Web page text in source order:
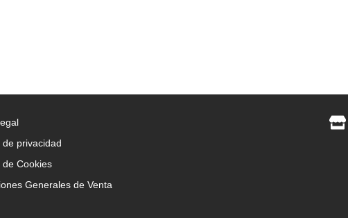
de privacidad
de Cookies
Generales de Venta